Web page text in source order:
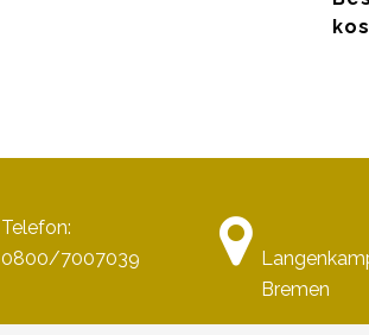
Telefon:
0800/7007039
Bremen